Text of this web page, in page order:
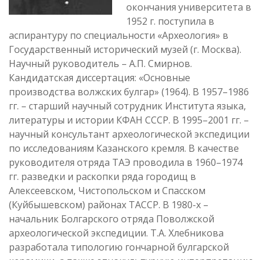
окончания университета в
1952 г. поступила в
аспирантуру по специальности «Археология» в
Государственный исторический музей (г. Москва).
Научный руководитель – А.П. Смирнов.
Кандидатская диссертация: «Основные
производства волжских булгар» (1964). В 1957–1986
гг. – старший научный сотрудник Института языка,
литературы и истории КФАН СССР. В 1995–2001 гг. –
научный консультант археологической экспедиции
по исследованиям Казанского кремля. В качестве
руководителя отряда ТАЭ проводила в 1960–1974
гг. разведки и раскопки ряда городищ в
Алексеевском, Чистопольском и Спасском
(Куйбышевском) районах ТАССР. В 1980-х –
начальник Болгарского отряда Поволжской
археологической экспедиции. Т.А. Хлебникова
разработала типологию гончарной булгарской